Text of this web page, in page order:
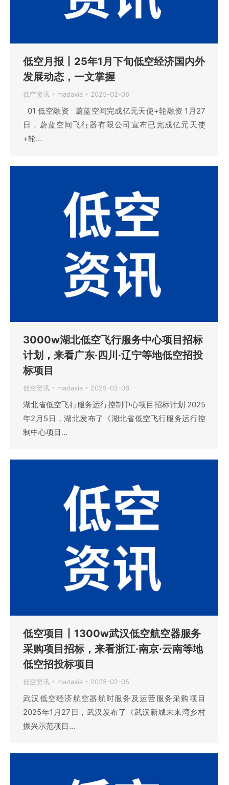
低空月报丨25年1月下旬低空经济国内外
发展动态，一文掌握
低空资讯 madaxia 2025-02-06
01 低空融资 蔚蓝空间完成亿元天使+轮融资 1月27
日，蔚蓝空间飞行器有限公司宣布已完成亿元天使
+轮…
3000w湖北低空飞行服务中心项目招标
计划，来看广东·四川·辽宁等地低空招投
标项目
低空资讯 madaxia 2025-02-06
湖北省低空飞行服务运行控制中心项目招标计划 2025
年2月5日，湖北发布了《湖北省低空飞行服务运行控
制中心项目…
低空项目丨1300w武汉低空航空器服务
采购项目招标，来看浙江·南京·云南等地
低空招投标项目
低空资讯 madaxia 2025-02-05
武汉低空经济航空器航时服务及运营服务采购项目
2025年1月27日，武汉发布了《武汉新城未来湾乡村
振兴示范项目…